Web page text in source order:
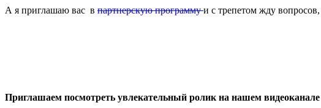
А я приглашаю вас в партнерскую программуи с трепетом жду
Приглашаем посмотреть увлекательный ролик на нашем